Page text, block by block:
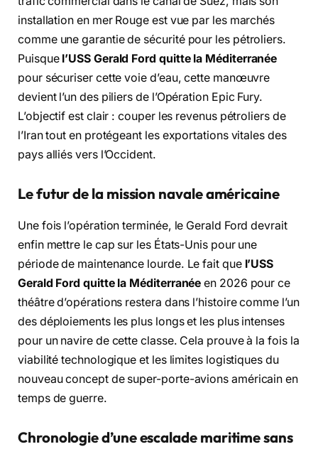
installation en mer Rouge est vue par les marchés
comme une garantie de sécurité pour les pétroliers.
Puisque l’USS Gerald Ford quitte la Méditerranée
pour sécuriser cette voie d’eau, cette manœuvre
devient l’un des piliers de l’Opération Epic Fury.
L’objectif est clair : couper les revenus pétroliers de
l’Iran tout en protégeant les exportations vitales des
pays alliés vers l’Occident.
Le futur de la mission navale américaine
Une fois l’opération terminée, le Gerald Ford devrait
enfin mettre le cap sur les États-Unis pour une
période de maintenance lourde. Le fait que l’USS
Gerald Ford quitte la Méditerranée en 2026 pour ce
théâtre d’opérations restera dans l’histoire comme l’un
des déploiements les plus longs et les plus intenses
pour un navire de cette classe. Cela prouve à la fois la
viabilité technologique et les limites logistiques du
nouveau concept de super-porte-avions américain en
temps de guerre.
Chronologie d’une escalade maritime sans